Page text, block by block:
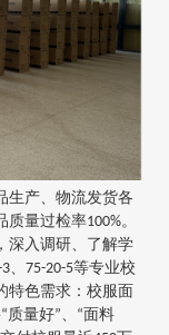
产、物流发货各
量过检率100%。
深入调研、了解学
、75-20-5等专业校
特色需求：校服面
质量好”、“面料